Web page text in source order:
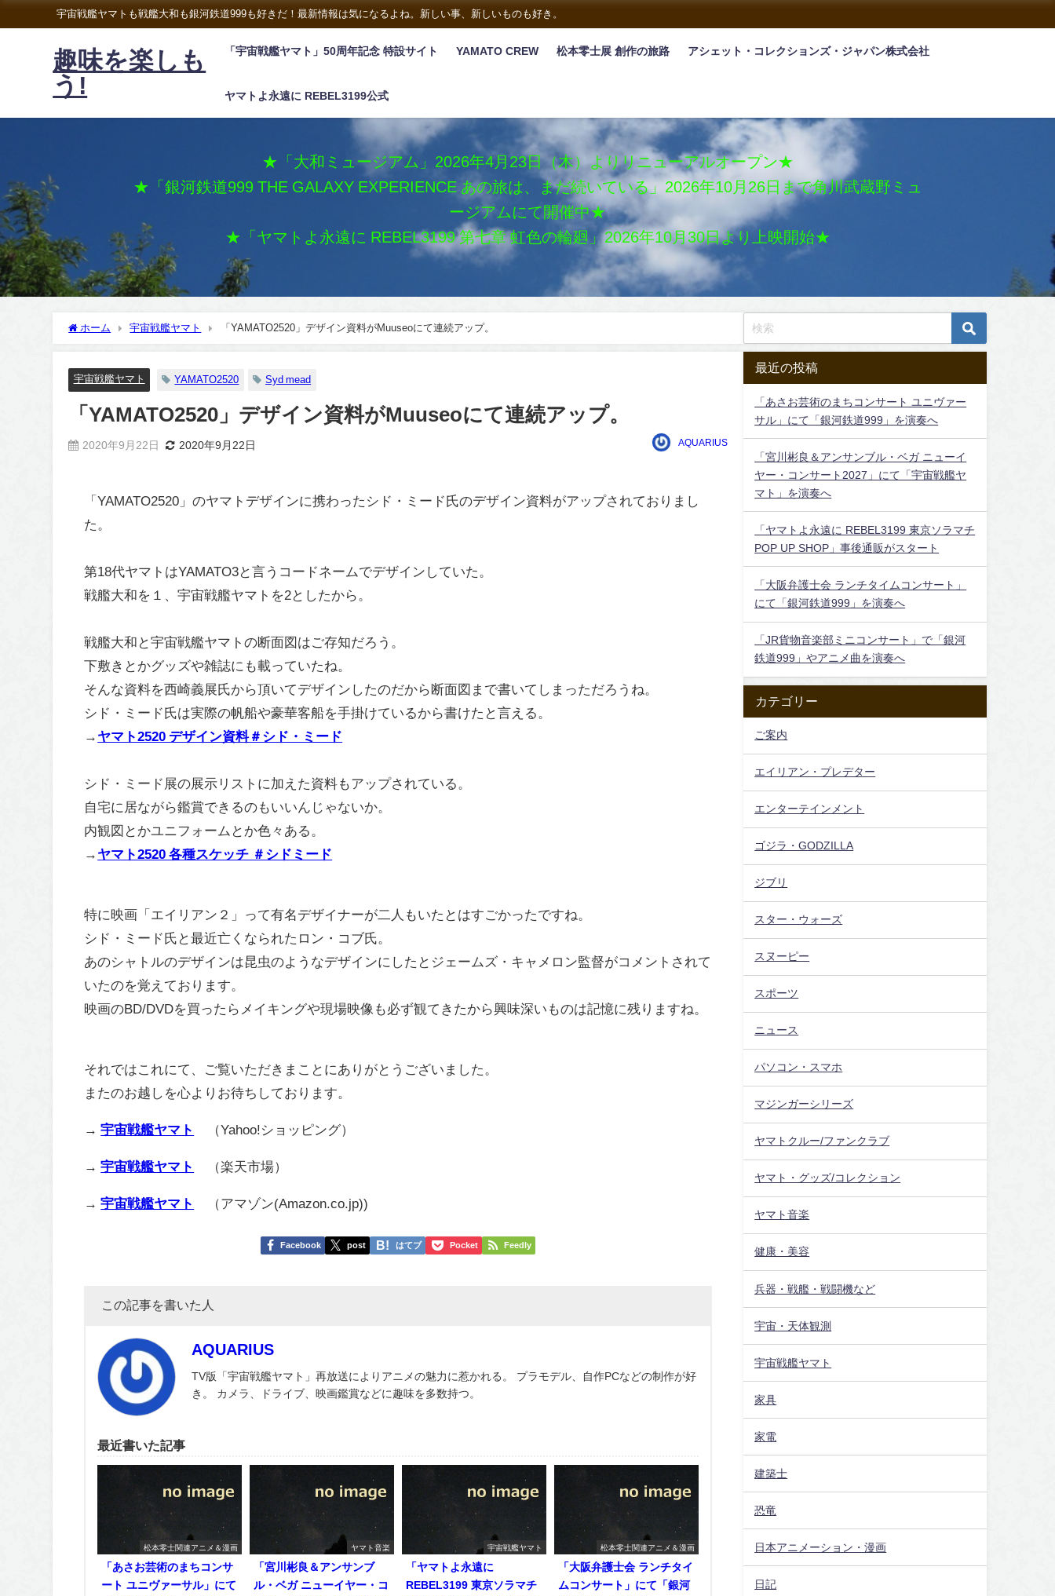
宇宙戦艦ヤマトも戦艦大和も銀河鉄道999も好きだ！最新情報は気になるよね。新しい事、新しいものも好き。
趣味を楽しも
う!
「宇宙戦艦ヤマト」50周年記念 特設サイト YAMATO CREW 松本零士展 創作の旅路 アシェット・コレクションズ・ジャパン株式会社
ヤマトよ永遠に REBEL3199公式
★「大和ミュージアム」2026年4月23日（木）よりリニューアルオープン★
★「銀河鉄道999 THE GALAXY EXPERIENCE あの旅は、まだ続いている」2026年10月26日まで角川武蔵野ミュ
ージアムにて開催中★
★「ヤマトよ永遠に REBEL3199 第七章 虹色の輪廻」2026年10月30日より上映開始★
ホーム 宇宙戦艦ヤマト 「YAMATO2520」デザイン資料がMuuseoにて連続アップ。
宇宙戦艦ヤマト YAMATO2520 Syd mead
「YAMATO2520」デザイン資料がMuuseoにて連続アップ。
2020年9月22日 2020年9月22日 AQUARIUS
「YAMATO2520」のヤマトデザインに携わったシド・ミード氏のデザイン資料がアップされておりまし
た。
第18代ヤマトはYAMATO3と言うコードネームでデザインしていた。
戦艦大和を１、宇宙戦艦ヤマトを2としたから。
戦艦大和と宇宙戦艦ヤマトの断面図はご存知だろう。
下敷きとかグッズや雑誌にも載っていたね。
そんな資料を西崎義展氏から頂いてデザインしたのだから断面図まで書いてしまっただろうね。
シド・ミード氏は実際の帆船や豪華客船を手掛けているから書けたと言える。
→ ヤマト2520 デザイン資料＃シド・ミード
シド・ミード展の展示リストに加えた資料もアップされている。
自宅に居ながら鑑賞できるのもいいんじゃないか。
内観図とかユニフォームとか色々ある。
→ ヤマト2520 各種スケッチ ＃シドミード
特に映画「エイリアン２」って有名デザイナーが二人もいたとはすごかったですね。
シド・ミード氏と最近亡くなられたロン・コブ氏。
あのシャトルのデザインは昆虫のようなデザインにしたとジェームズ・キャメロン監督がコメントされて
いたのを覚えております。
映画のBD/DVDを買ったらメイキングや現場映像も必ず観てきたから興味深いものは記憶に残りますね。
それではこれにて、ご覧いただきまことにありがとうございました。
またのお越しを心よりお待ちしております。
→宇宙戦艦ヤマト （Yahoo!ショッピング）
→宇宙戦艦ヤマト （楽天市場）
→宇宙戦艦ヤマト （アマゾン(Amazon.co.jp))
Facebook post はてブ Pocket Feedly
この記事を書いた人
AQUARIUS
TV版「宇宙戦艦ヤマト」再放送によりアニメの魅力に惹かれる。 プラモデル、自作PCなどの制作が好
き。 カメラ、ドライブ、映画鑑賞などに趣味を多数持つ。
最近書いた記事
松本零士関連アニメ＆漫画
「あさお芸術のまちコンサ
ート ユニヴァーサル」にて
ヤマト音楽
「宮川彬良＆アンサンブ
ル・ベガ ニューイヤー・コ
宇宙戦艦ヤマト
「ヤマトよ永遠に
REBEL3199 東京ソラマチ
松本零士関連アニメ＆漫画
「大阪弁護士会 ランチタイ
ムコンサート」にて「銀河
最近の投稿
「あさお芸術のまちコンサート ユニヴァー
サル」にて「銀河鉄道999」を演奏へ
「宮川彬良＆アンサンブル・ベガ ニューイ
ヤー・コンサート2027」にて「宇宙戦艦ヤ
マト」を演奏へ
「ヤマトよ永遠に REBEL3199 東京ソラマチ
POP UP SHOP」事後通販がスタート
「大阪弁護士会 ランチタイムコンサート」
にて「銀河鉄道999」を演奏へ
「JR貨物音楽部ミニコンサート」で「銀河
鉄道999」やアニメ曲を演奏へ
カテゴリー
ご案内
エイリアン・プレデター
エンターテインメント
ゴジラ・GODZILLA
ジブリ
スター・ウォーズ
スヌーピー
スポーツ
ニュース
パソコン・スマホ
マジンガーシリーズ
ヤマトクルー/ファンクラブ
ヤマト・グッズ/コレクション
ヤマト音楽
健康・美容
兵器・戦艦・戦闘機など
宇宙・天体観測
宇宙戦艦ヤマト
家具
家電
建築士
恐竜
日本アニメーション・漫画
日記